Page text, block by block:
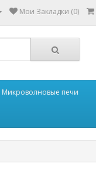
Мои Закладки (0)
Микроволновые печи